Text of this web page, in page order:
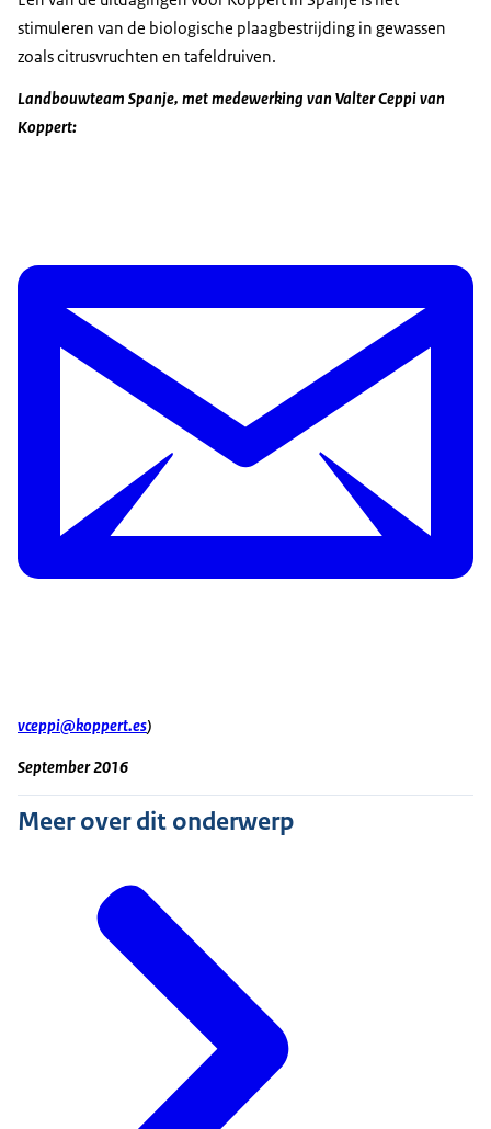
stimuleren van de biologische plaagbestrijding in gewassen
zoals citrusvruchten en tafeldruiven.
Landbouwteam Spanje, met medewerking van Valter Ceppi van
Koppert:
vceppi@koppert.es)
September 2016
Meer over dit onderwerp